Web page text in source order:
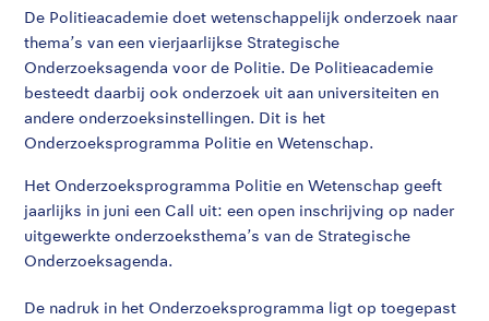
De Politieacademie doet wetenschappelijk onderzoek naar
thema’s van een vierjaarlijkse Strategische
Onderzoeksagenda voor de Politie. De Politieacademie
besteedt daarbij ook onderzoek uit aan universiteiten en
andere onderzoeksinstellingen. Dit is het
Onderzoeksprogramma Politie en Wetenschap.
Het Onderzoeksprogramma Politie en Wetenschap geeft
jaarlijks in juni een Call uit: een open inschrijving op nader
uitgewerkte onderzoeksthema’s van de Strategische
Onderzoeksagenda.
De nadruk in het Onderzoeksprogramma ligt op toegepast